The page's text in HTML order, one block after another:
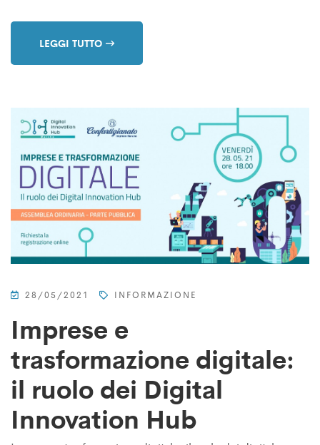
LEGGI TUTTO
28/05/2021 INFORMAZIONE
Imprese e
trasformazione digitale:
il ruolo dei Digital
Innovation Hub